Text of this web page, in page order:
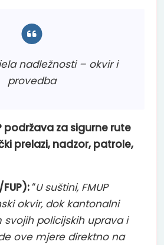
nadležnosti – okvir i
provedba
podržava za sigurne rute
prelazi, nadzor, patrole,
“U suštini, FMUP
okvir, dok kantonalni
svojih policijskih uprava i
ove mjere direktno na